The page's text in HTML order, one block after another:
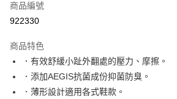
超商取貨付款
Apple Pay
街口支付
商品編號
922330
商品特色
．有效舒緩小趾外翻處的壓力、摩擦。
．添加AEGIS抗菌成份抑菌防臭。
．薄形設計適用各式鞋款。